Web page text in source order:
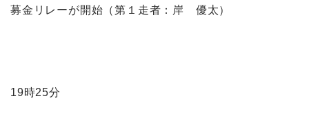
募金リレーが開始（第１走者：岸 優太）
19時25分